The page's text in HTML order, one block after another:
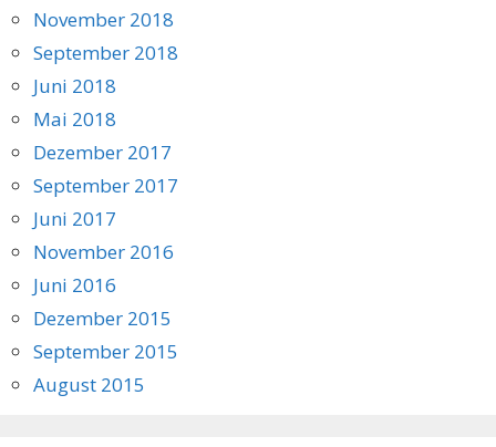
November 2018
September 2018
Juni 2018
Mai 2018
Dezember 2017
September 2017
Juni 2017
November 2016
Juni 2016
Dezember 2015
September 2015
August 2015